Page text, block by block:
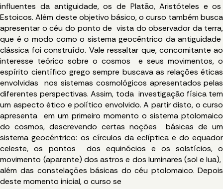
influentes da antiguidade, os de Platão, Aristóteles e os
Estoicos. Além deste objetivo básico, o curso também busca
apresentar o céu do ponto de vista do observador da terra,
que é o modo como o sistema geocêntrico da antiguidade
clássica foi construído. Vale ressaltar que, concomitante ao
interesse teórico sobre o cosmos e seus movimentos, o
espírito científico grego sempre buscava as relações éticas
envolvidas nos sistemas cosmológicos apresentados pelas
diferentes perspectivas. Assim, toda investigação física tem
um aspecto ético e político envolvido. A partir disto, o curso
apresenta em um primeiro momento o sistema ptolomaico
do cosmos, descrevendo certas noções básicas de um
sistema geocêntrico: os círculos da eclíptica e do equador
celeste, os pontos dos equinócios e os solstícios, o
movimento (aparente) dos astros e dos luminares (sol e lua),
além das constelações básicas do céu ptolomaico. Depois
deste momento inicial, o curso se